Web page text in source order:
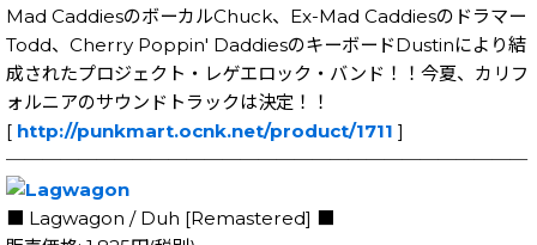
Mad CaddiesのボーカルChuck、Ex-Mad Caddiesのドラマー
Todd、Cherry Poppin' DaddiesのキーボードDustinにより結
成されたプロジェクト・レゲエロック・バンド！！今夏、カリフ
ォルニアのサウンドトラックは決定！！
[ http://punkmart.ocnk.net/product/1711 ]
─────────────────────────────
■ Lagwagon / Duh [Remastered] ■